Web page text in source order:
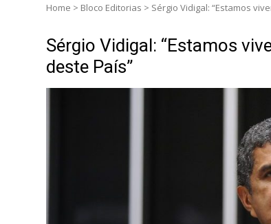
Home > Bloco Editorias > Sérgio Vidigal: “Estamos
Sérgio Vidigal: “Estamos
deste País”